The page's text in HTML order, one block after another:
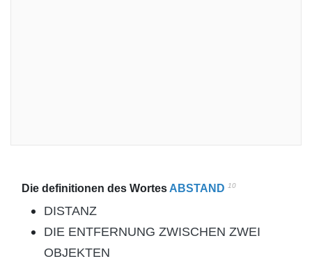
Die definitionen des Wortes ABSTAND 10
DISTANZ
DIE ENTFERNUNG ZWISCHEN ZWEI
OBJEKTEN